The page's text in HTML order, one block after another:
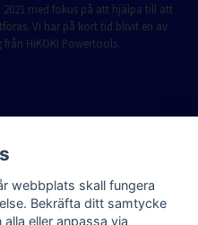
2021 med fokus på att hjälpa till att
Vi har på kort tid blivit en av
HiKOKI Powertools.
webbplats skall fungera
Bekräfta ditt samtycke
eller anpassa via